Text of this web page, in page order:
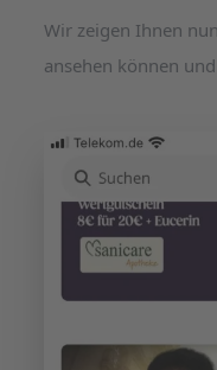
Wir zeigen Ihnen
ansehen können